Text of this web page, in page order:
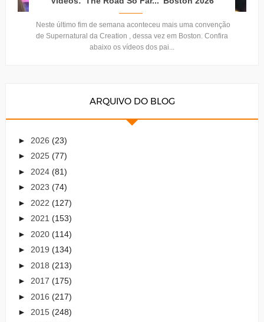
Neste último fim de semana aconteceu mais uma convenção
de Supernatural da Creation , dessa vez em Boston. Confira
abaixo os vídeos dos pai...
ARQUIVO DO BLOG
► 2026 (23)
► 2025 (77)
► 2024 (81)
► 2023 (74)
► 2022 (127)
► 2021 (153)
► 2020 (114)
► 2019 (134)
► 2018 (213)
► 2017 (175)
► 2016 (217)
► 2015 (248)